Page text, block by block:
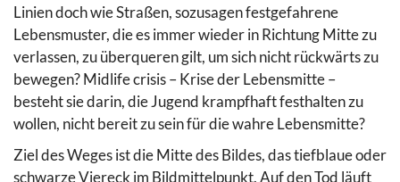
Linien doch wie Straßen, sozusagen festgefahrene
Lebensmuster, die es immer wieder in Richtung Mitte zu
verlassen, zu überqueren gilt, um sich nicht rückwärts zu
bewegen? Midlife crisis – Krise der Lebensmitte –
besteht sie darin, die Jugend krampfhaft festhalten zu
wollen, nicht bereit zu sein für die wahre Lebensmitte?
Ziel des Weges ist die Mitte des Bildes, das tiefblaue oder
schwarze Viereck im Bildmittelpunkt. Auf den Tod läuft